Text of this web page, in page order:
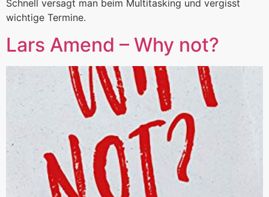
Schnell versagt man beim Multitasking und vergisst
wichtige Termine.
Lars Amend – Why not?